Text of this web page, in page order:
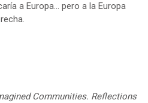
a Europa… pero a la Europa
Communities. Reflections